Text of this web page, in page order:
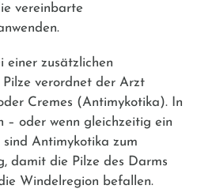
vereinbarte
einer zusätzlichen
verordnet der Arzt
Cremes (Antimykotika). In
– oder wenn gleichzeitig ein
Antimykotika zum
damit die Pilze des Darms
Windelregion befallen.